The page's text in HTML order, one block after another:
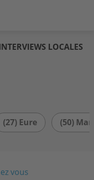
LOCALES
(27) Eure (50)
vous